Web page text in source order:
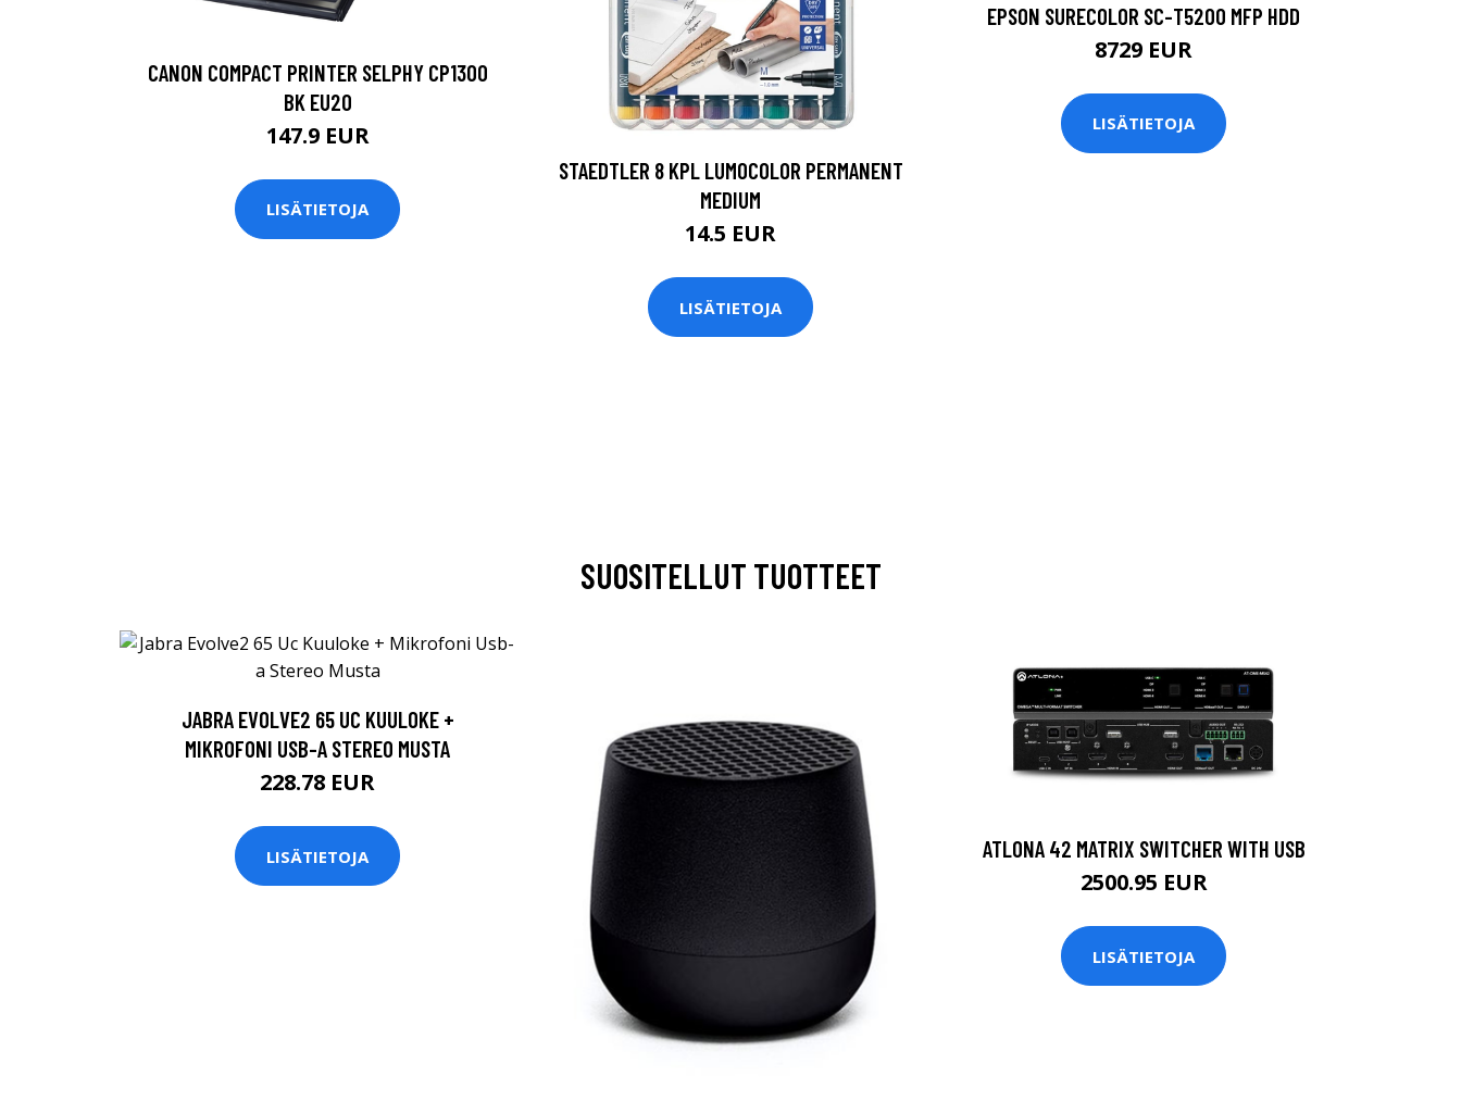
CANON COMPACT PRINTER SELPHY CP1300
BK EU20
147.9 EUR
LISÄTIETOJA
STAEDTLER 8 KPL LUMOCOLOR PERMANENT
MEDIUM
14.5 EUR
LISÄTIETOJA
EPSON SURECOLOR SC-T5200 MFP HDD
8729 EUR
LISÄTIETOJA
SUOSITELLUT TUOTTEET
JABRA EVOLVE2 65 UC KUULOKE +
MIKROFONI USB-A STEREO MUSTA
228.78 EUR
LISÄTIETOJA ATLONA 42 MATRIX SWITCHER WITH USB
2500.95 EUR
LISÄTIETOJA